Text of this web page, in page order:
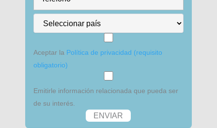
Aceptar la Política de privacidad (requisito
obligatorio)
Emitirle información relacionada que pueda ser
de su interés.